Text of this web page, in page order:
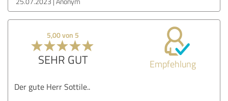
5,00 von 5
SEHR GUT Empfehlung
Der gute Herr Sottile..